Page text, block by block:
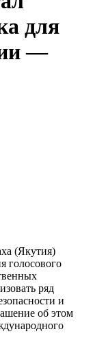
для
—
(Якутия)
голосового
ряд
и
об этом